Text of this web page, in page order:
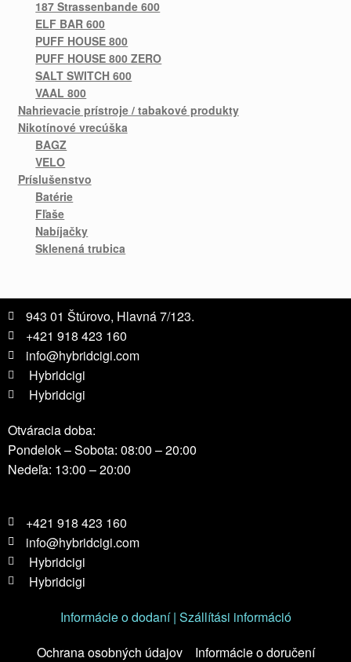
187 Strassenbande 600
ELF BAR 600
PUFF HOUSE 800
PUFF HOUSE 800 ZERO
SALT SWITCH 600
VAAL 800
Nahrievacie prístroje / tabakové produkty
Nikotínové vrecúška
BAGZ
VELO
Príslušenstvo
Batérie
Fľaše
Nabíjačky
Sklenená trubica
943 01 Štúrovo, Hlavná 7/123.
+421 918 423 160
info@hybridcigi.com
Hybridcigi
Hybridcigi
Otváracia doba:
Pondelok – Sobota: 08:00 – 20:00
Nedeľa: 13:00 – 20:00
+421 918 423 160
info@hybridcigi.com
Hybridcigi
Hybridcigi
Informácie o dodaní | Szállítási információ
Ochrana osobných údajov
Informácie o doručení